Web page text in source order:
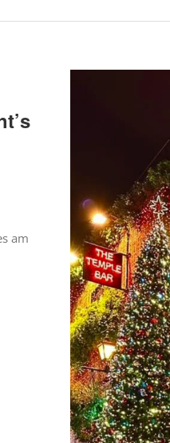
am